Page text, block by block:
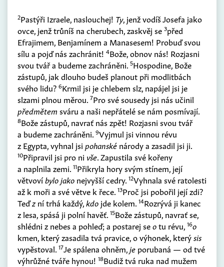
2Pastýři Izraele, naslouchej! Ty, jenž vodíš Josefa jako
ovce, jenž trůníš na cherubech, zaskvěj se 3před
Efrajimem, Benjamínem a Manasesem! Probuď svou
sílu a pojď nás zachránit! 4Bože, obnov nás! Rozjasni
svou tvář a budeme zachráněni. 5Hospodine, Bože
zástupů, jak dlouho budeš planout při modlitbách
svého lidu? 6Krmil jsi je chlebem slz, napájel jsi je
slzami plnou měrou. 7Pro své sousedy jsi nás učinil
předmětem sváru a naši nepřátelé se nám posmívají.
8Bože zástupů, navrať nás zpět! Rozjasni svou tvář
a budeme zachráněni. 9Vyjmul jsi vinnou révu
z Egypta, vyhnal jsi pohanské národy a zasadil jsi ji.
10Připravil jsi pro ni vše. Zapustila své kořeny
a naplnila zemi. 11Přikryla hory svým stínem, její
větvovíbylo jako nejvyšší cedry. 12Vyhnala své ratolesti
až k moři a své větve k řece. 13Proč jsi pobořil její zdi?
Teďz ní trhá každý,kdo jde kolem. 14Rozrývá ji kanec
z lesa, spásá ji polní havěť. 15Bože zástupů, navrať se,
shlédni z nebes a pohleď; a postarej seotu révu, 16o
kmen, který zasadila tvá pravice, o výhonek, kterýsis
vypěstoval. 17Je spálena ohněm,je porubaná — od tvé
výhrůžné tváře hynou! 18Budiž tvá ruka nad mužem